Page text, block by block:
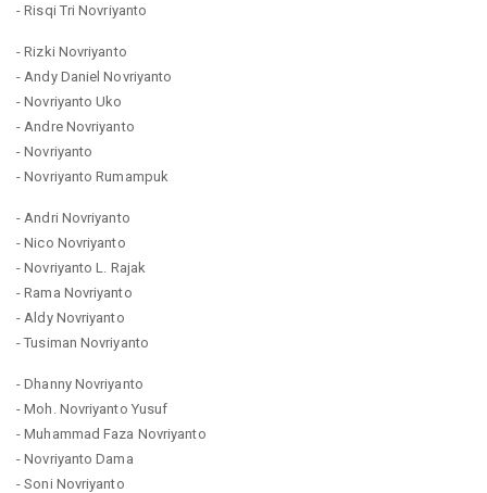
- Risqi Tri Novriyanto
- Rizki Novriyanto
- Andy Daniel Novriyanto
- Novriyanto Uko
- Andre Novriyanto
- Novriyanto
- Novriyanto Rumampuk
- Andri Novriyanto
- Nico Novriyanto
- Novriyanto L. Rajak
- Rama Novriyanto
- Aldy Novriyanto
- Tusiman Novriyanto
- Dhanny Novriyanto
- Moh. Novriyanto Yusuf
- Muhammad Faza Novriyanto
- Novriyanto Dama
- Soni Novriyanto